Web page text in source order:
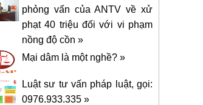
phỏng vấn của ANTV về xử
phạt 40 triệu đối với vi phạm
nồng độ cồn »
Mại dâm là một nghề? »
Luật sư tư vấn pháp luật, gọi:
0976.933.335 »